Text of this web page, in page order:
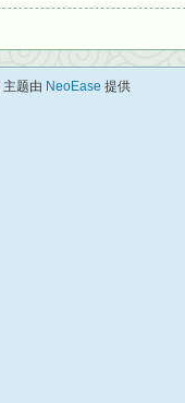
| 主题由 NeoEase 提供